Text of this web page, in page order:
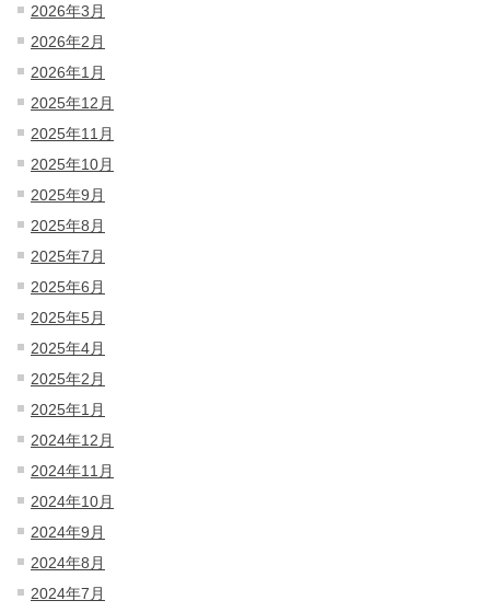
2026年3月
2026年2月
2026年1月
2025年12月
2025年11月
2025年10月
2025年9月
2025年8月
2025年7月
2025年6月
2025年5月
2025年4月
2025年2月
2025年1月
2024年12月
2024年11月
2024年10月
2024年9月
2024年8月
2024年7月